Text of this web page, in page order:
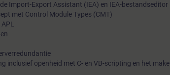
Import-Export Assistant (IEA) en IEA-bestandseditor
met Control Module Types (CMT)
inclusief openheid met C- en VB-scripting en het